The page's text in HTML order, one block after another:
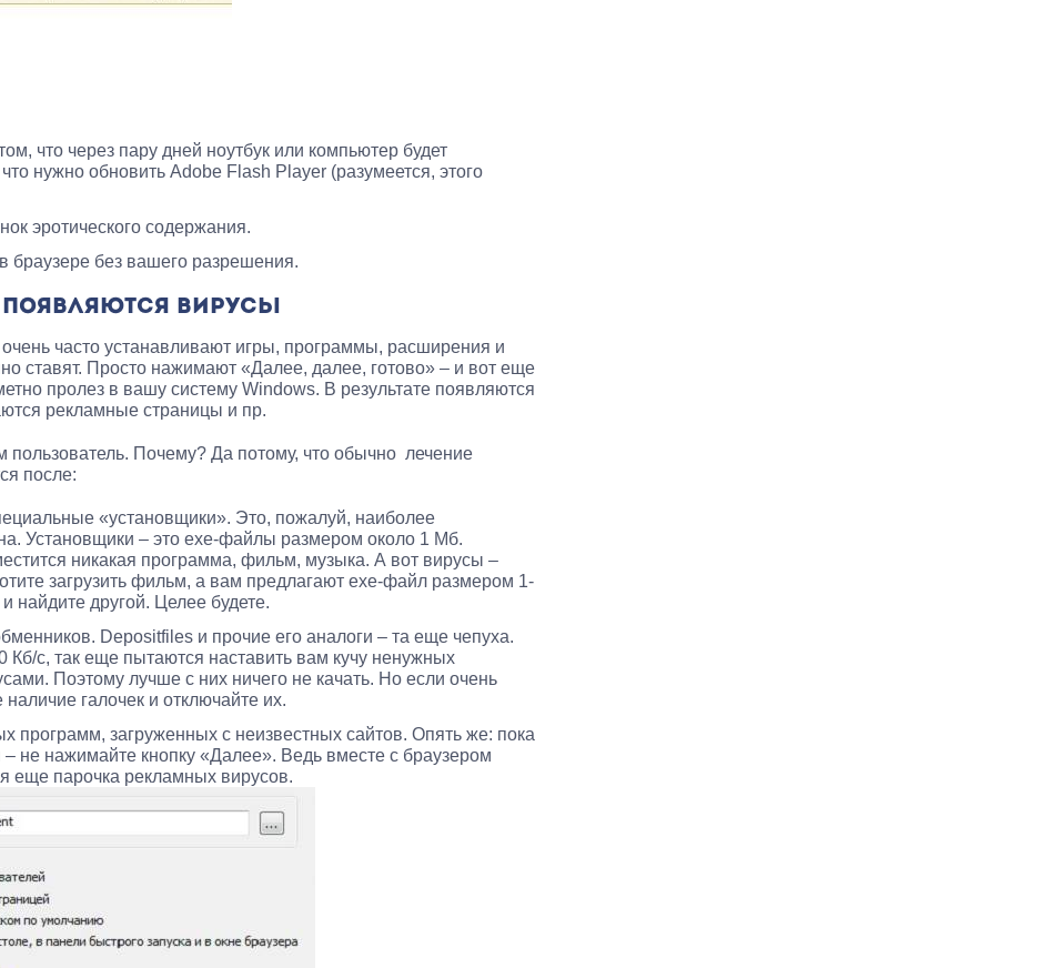
что через пару дней ноутбук или компьютер будет
нужно обновить Adobe Flash Player (разумеется, этого
эротического содержания.
браузере без вашего разрешения.
ПОЯВЛЯЮТСЯ ВИРУСЫ
часто устанавливают игры, программы, расширения и
ставят. Просто нажимают «Далее, далее, готово» – и вот еще
пролез в вашу систему Windows. В результате появляются
рекламные страницы и пр.
пользователь. Почему? Да потому, что обычно лечение
после:
«установщики». Это, пожалуй, наиболее
Установщики – это exe-файлы размером около 1 Мб.
никакая программа, фильм, музыка. А вот вирусы –
загрузить фильм, а вам предлагают exe-файл размером 1-
найдите другой. Целее будете.
Depositfiles и прочие его аналоги – та еще чепуха.
Кб/с, так еще пытаются наставить вам кучу ненужных
Поэтому лучше с них ничего не качать. Но если очень
галочек и отключайте их.
программ, загруженных с неизвестных сайтов. Опять же: пока
– не нажимайте кнопку «Далее». Ведь вместе с браузером
еще парочка рекламных вирусов.